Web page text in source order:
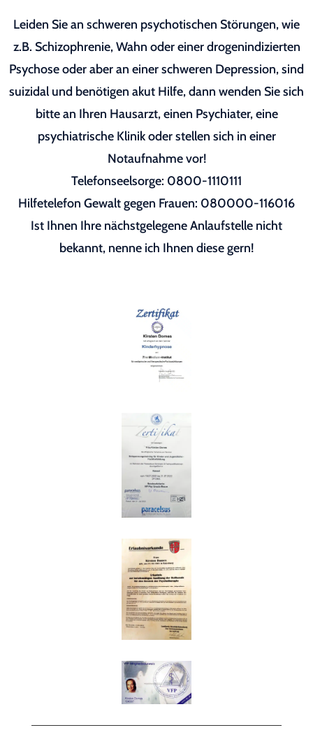
Leiden Sie an schweren psychotischen Störungen, wie
z.B. Schizophrenie, Wahn oder einer drogenindizierten
Psychose oder aber an einer schweren Depression, sind
suizidal und benötigen akut Hilfe, dann wenden Sie sich
bitte an Ihren Hausarzt, einen Psychiater, eine
psychiatrische Klinik oder stellen sich in einer
Notaufnahme vor!
Telefonseelsorge: 0800-1110111
Hilfetelefon Gewalt gegen Frauen: 080000-116016
Ist Ihnen Ihre nächstgelegene Anlaufstelle nicht
bekannt, nenne ich Ihnen diese gern!